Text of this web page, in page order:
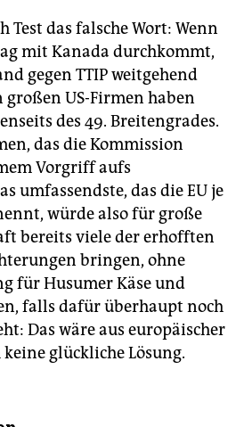
Test das falsche Wort: Wenn
mit Kanada durchkommt,
gegen TTIP weitgehend
US-Firmen haben
des 49. Breitengrades.
das die Kommission
Vorgriff aufs
umfassendste, das die EU je
würde also für große
bereits viele der erhofften
bringen, ohne
für Husumer Käse und
falls dafür überhaupt noch
Das wäre aus europäischer
glückliche Lösung.